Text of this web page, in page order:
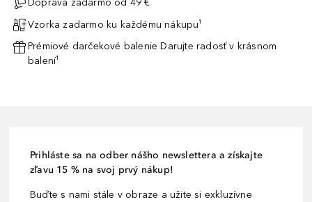
Doprava zadarmo od 49 €
Vzorka zadarmo ku každému nákupu¹
Prémiové darčekové balenie Darujte radosť v krásnom
balení¹
Prihláste sa na odber nášho newslettera a získajte
zľavu 15 % na svoj prvý nákup!
Buďte s nami stále v obraze a užite si exkluzívne